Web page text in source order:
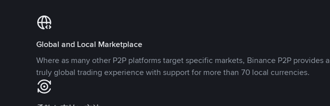
Global and Local Marketplace
Where as many other P2P platforms target specific markets, Binance P2P provides a
truly global trading experience with support for more than 70 local currencies.